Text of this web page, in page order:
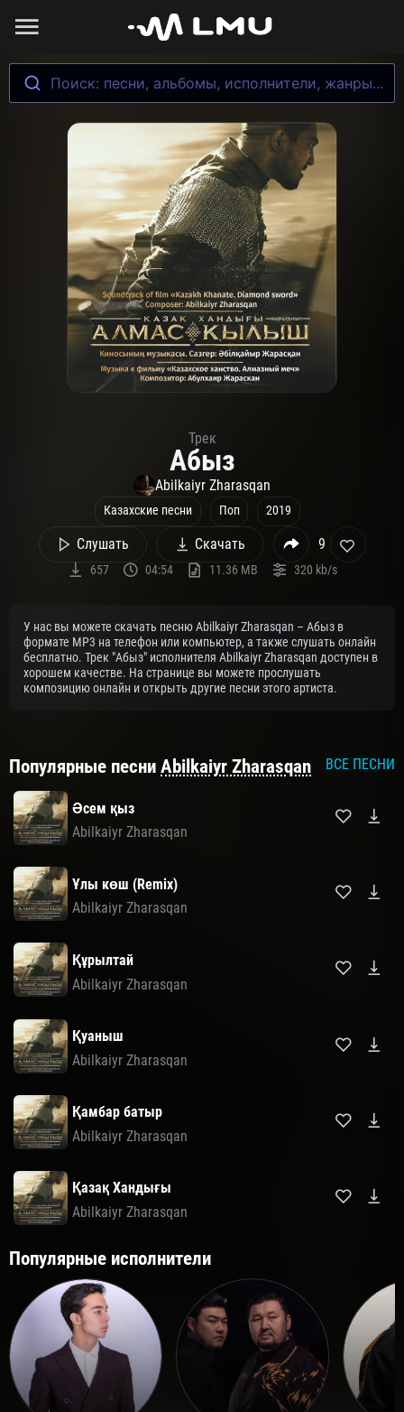
Поиск: песни, альбомы, исполнители, жанры...
Трек
Абыз
Abilkaiyr Zharasqan
Казахские песни Поп 2019
Слушать Скачать 9
657 04:54 11.36 MB 320 kb/s
У нас вы можете скачать песню Abilkaiyr Zharasqan – Абыз в
формате MP3 на телефон или компьютер, а также слушать онлайн
бесплатно. Трек "Абыз" исполнителя Abilkaiyr Zharasqan доступен в
хорошем качестве. На странице вы можете прослушать
композицию онлайн и открыть другие песни этого артиста.
Популярные песни Abilkaiyr Zharasqan ВСЕ ПЕСНИ
Әсем қыз
Abilkaiyr Zharasqan
Ұлы көш (Remix)
Abilkaiyr Zharasqan
Құрылтай
Abilkaiyr Zharasqan
Қуаныш
Abilkaiyr Zharasqan
Қамбар батыр
Abilkaiyr Zharasqan
Қазақ Хандығы
Abilkaiyr Zharasqan
Популярные исполнители